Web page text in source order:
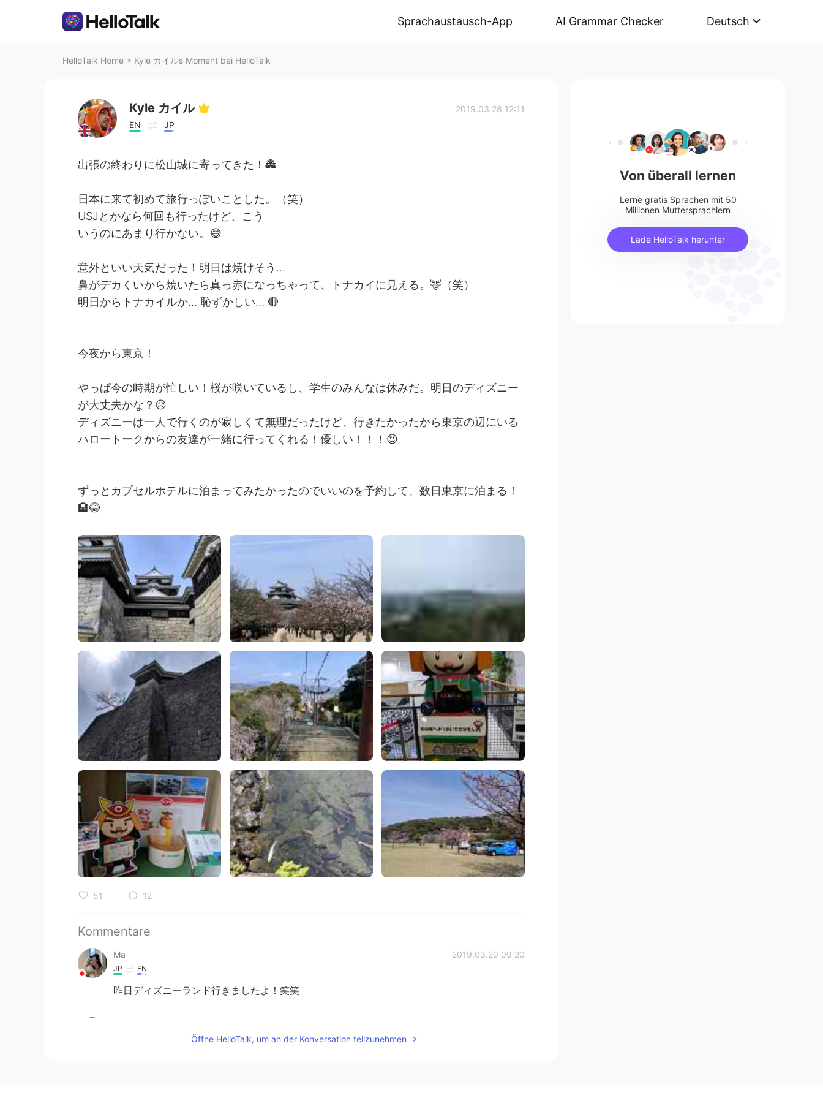
Sprachaustausch-App AI Grammar Checker Deutsch
HelloTalk Home > Kyle カイルs Moment bei HelloTalk
Kyle カイル
EN JP
2019.03.28 12:11
出張の終わりに松山城に寄ってきた！🏯
日本に来て初めて旅行っぽいことした。（笑）
USJとかなら何回も行ったけど、こう
いうのにあまり行かない。😅
意外といい天気だった！明日は焼けそう…
鼻がデカくいから焼いたら真っ赤になっちゃって、トナカイに見える。🦌（笑）
明日からトナカイルか… 恥ずかしい… 🔴
今夜から東京！
やっぱ今の時期が忙しい！桜が咲いているし、学生のみんなは休みだ。明日のディズニー
が大丈夫かな？😥
ディズニーは一人で行くのが寂しくて無理だったけど、行きたかったから東京の辺にいる
ハロートークからの友達が一緒に行ってくれる！優しい！！！😍
ずっとカプセルホテルに泊まってみたかったのでいいのを予約して、数日東京に泊まる！
🏨😂
51 12
Kommentare
Ma 2019.03.29 09:20
JP EN
昨日ディズニーランド行きましたよ！笑笑
Öffne HelloTalk, um an der Konversation teilzunehmen
Von überall lernen
Lerne gratis Sprachen mit 50
Millionen Muttersprachlern
Lade HelloTalk herunter